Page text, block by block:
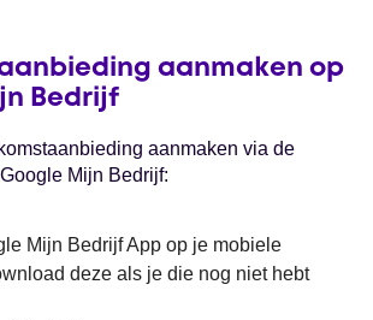
aanmaken op
Bedrijf
aanmaken via de
Mijn Bedrijf:
Mijn Bedrijf App op je mobiele
deze als je die nog niet hebt